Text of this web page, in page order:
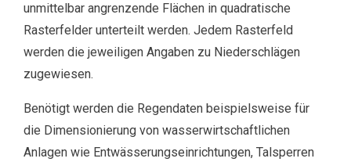
unmittelbar angrenzende Flächen in quadratische
Rasterfelder unterteilt werden. Jedem Rasterfeld
werden die jeweiligen Angaben zu Niederschlägen
zugewiesen.
Benötigt werden die Regendaten beispielsweise für
die Dimensionierung von wasserwirtschaftlichen
Anlagen wie Entwässerungseinrichtungen, Talsperren